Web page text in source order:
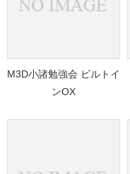
M3D小諸勉強会 ビルトイ
ンOX